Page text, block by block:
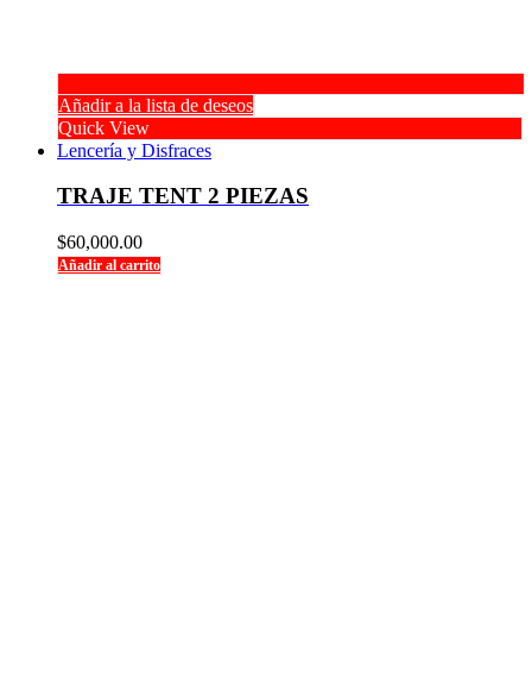
Añadir a la lista de deseos
Quick View
Lencería y Disfraces
TRAJE TENT 2 PIEZAS
$60,000.00
Añadir al carrito